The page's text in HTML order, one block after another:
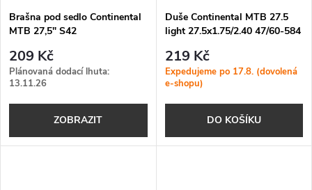
Brašna pod sedlo Continental
MTB 27,5" S42
209 Kč
Plánovaná dodací lhuta:
13.11.26
ZOBRAZIT
Duše Continental MTB 27.5
light 27.5x1.75/2.40 47/60-584
219 Kč
Expedujeme po 17.8. (dovolená
e-shopu)
DO KOŠÍKU